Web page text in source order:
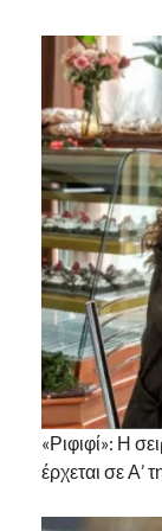
«Ριφιφί»: Η
έρχεται σε Α’